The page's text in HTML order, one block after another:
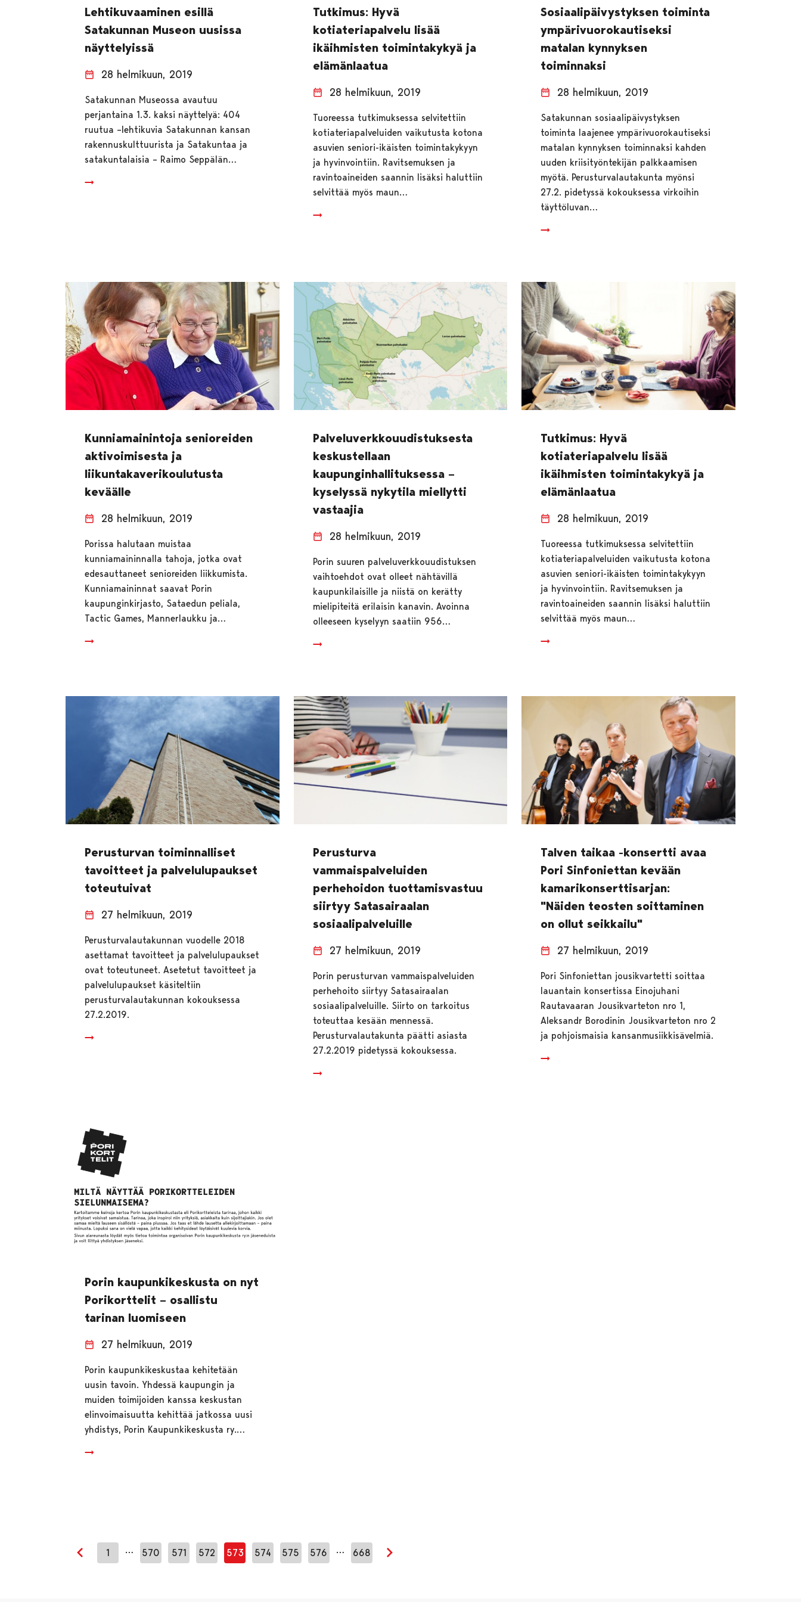
Lehtikuvaaminen esillä
Satakunnan Museon uusissa
näyttelyissä
28 helmikuun, 2019
Satakunnan Museossa avautuu
perjantaina 1.3. kaksi näyttelyä: 404
ruutua –lehtikuvia Satakunnan kansan
rakennuskulttuurista ja Satakuntaa ja
satakuntalaisia – Raimo Seppälän…
Tutkimus: Hyvä
kotiateriapalvelu lisää
ikäihmisten toimintakykyä ja
elämänlaatua
28 helmikuun, 2019
Tuoreessa tutkimuksessa selvitettiin
kotiateriapalveluiden vaikutusta kotona
asuvien seniori-ikäisten toimintakykyyn
ja hyvinvointiin. Ravitsemuksen ja
ravintoaineiden saannin lisäksi haluttiin
selvittää myös maun…
Sosiaalipäivystyksen toiminta
ympärivuorokautiseksi
matalan kynnyksen
toiminnaksi
28 helmikuun, 2019
Satakunnan sosiaalipäivystyksen
toiminta laajenee ympärivuorokautiseksi
matalan kynnyksen toiminnaksi kahden
uuden kriisityöntekijän palkkaamisen
myötä. Perusturvalautakunta myönsi
27.2. pidetyssä kokouksessa virkoihin
täyttöluvan…
Kunniamainintoja senioreiden
aktivoimisesta ja
liikuntakaverikoulutusta
keväälle
28 helmikuun, 2019
Porissa halutaan muistaa
kunniamaininnalla tahoja, jotka ovat
edesauttaneet senioreiden liikkumista.
Kunniamaininnat saavat Porin
kaupunginkirjasto, Sataedun peliala,
Tactic Games, Mannerlaukku ja…
Palveluverkkouudistuksesta
keskustellaan
kaupunginhallituksessa –
kyselyssä nykytila miellytti
vastaajia
28 helmikuun, 2019
Porin suuren palveluverkkouudistuksen
vaihtoehdot ovat olleet nähtävillä
kaupunkilaisille ja niistä on kerätty
mielipiteitä erilaisin kanavin. Avoinna
olleeseen kyselyyn saatiin 956…
Tutkimus: Hyvä
kotiateriapalvelu lisää
ikäihmisten toimintakykyä ja
elämänlaatua
28 helmikuun, 2019
Tuoreessa tutkimuksessa selvitettiin
kotiateriapalveluiden vaikutusta kotona
asuvien seniori-ikäisten toimintakykyyn
ja hyvinvointiin. Ravitsemuksen ja
ravintoaineiden saannin lisäksi haluttiin
selvittää myös maun…
Perusturvan toiminnalliset
tavoitteet ja palvelulupaukset
toteutuivat
27 helmikuun, 2019
Perusturvalautakunnan vuodelle 2018
asettamat tavoitteet ja palvelulupaukset
ovat toteutuneet. Asetetut tavoitteet ja
palvelulupaukset käsiteltiin
perusturvalautakunnan kokouksessa
27.2.2019.
Perusturva
vammaispalveluiden
perhehoidon tuottamisvastuu
siirtyy Satasairaalan
sosiaalipalveluille
27 helmikuun, 2019
Porin perusturvan vammaispalveluiden
perhehoito siirtyy Satasairaalan
sosiaalipalveluille. Siirto on tarkoitus
toteuttaa kesään mennessä.
Perusturvalautakunta päätti asiasta
27.2.2019 pidetyssä kokouksessa.
Talven taikaa -konsertti avaa
Pori Sinfoniettan kevään
kamarikonserttisarjan:
"Näiden teosten soittaminen
on ollut seikkailu"
27 helmikuun, 2019
Pori Sinfoniettan jousikvartetti soittaa
lauantain konsertissa Einojuhani
Rautavaaran Jousikvarteton nro 1,
Aleksandr Borodinin Jousikvarteton nro 2
ja pohjoismaisia kansanmusiikkisävelmiä.
Porin kaupunkikeskusta on nyt
Porikorttelit – osallistu
tarinan luomiseen
27 helmikuun, 2019
Porin kaupunkikeskustaa kehitetään
uusin tavoin. Yhdessä kaupungin ja
muiden toimijoiden kanssa keskustan
elinvoimaisuutta kehittää jatkossa uusi
yhdistys, Porin Kaupunkikeskusta ry.…
Edellinen sivu
1 … 570 571 572 573 574 575 576 … 668